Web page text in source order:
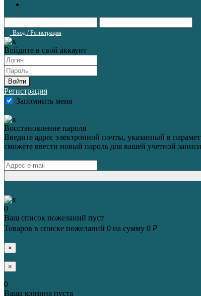
Вход / Регистрация
Войдите в свой аккаунт
Войти
Регистрация
Запомнить меня
Восстановление пароля
Введите адрес электронной почты, указанный в
сможете ввести новый пароль для вашей учетной
0
Ваш список пожеланий пуст
Товаров в списке пожеланий 0 на сумму 0 ₽
×
×
0
Ваша корзина пуста